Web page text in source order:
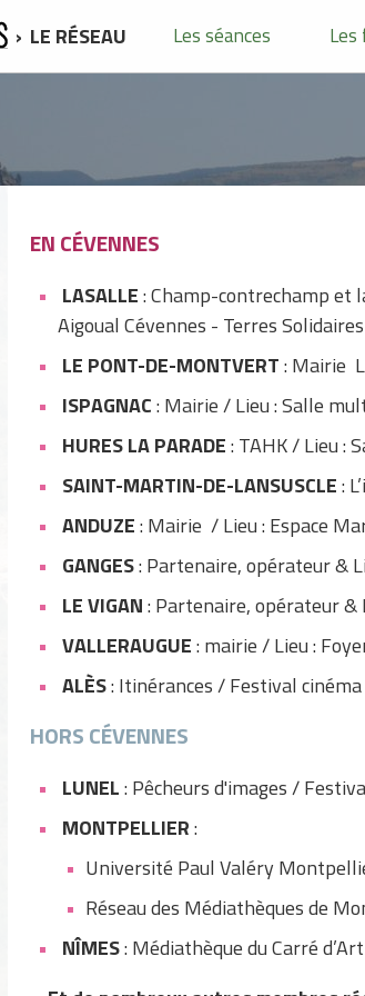
LE RÉSEAU Les séances Les
EN CÉVENNES
LASALLE: Champ-contrechamp et
Aigoual Cévennes - Terres
LE PONT-DE-MONTVERT: Mairie
ISPAGNAC: Mairie / Lieu : Salle
HURES LA PARADE: TAHK / Lieu :
SAINT-MARTIN-DE-LANSUSCLE:
ANDUZE: Mairie / Lieu : Espace
GANGES: Partenaire, opérateur &
LE VIGAN: Partenaire, opérateur &
VALLERAUGUE: mairie / Lieu :
ALÈS: Itinérances / Festival
HORS CÉVENNES
LUNEL: Pêcheurs d'images /
MONTPELLIER:
Université Paul Valéry
Réseau des Médiathèques de
NÎMES: Médiathèque du Carré